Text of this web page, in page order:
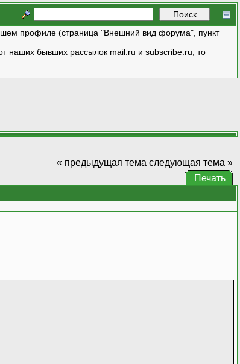
профиле (страница "Внешний вид форума", пункт
наших бывших рассылок mail.ru и subscribe.ru, то
« предыдущая тема следующая тема »
Печать